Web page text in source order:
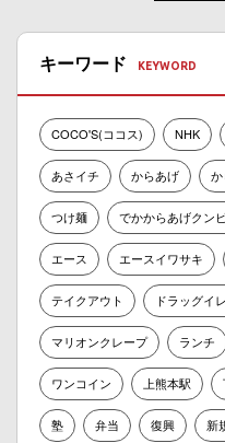
キーワード
COCO'S(ココス) NHK
あさイチ からあげ
つけ麺 でかからあげクン
エース エースイワサキ
テイクアウト ドラッグイ
マリオンクレープ ランチ
ワンコイン 上熊本駅
塾 弁当 復興 新